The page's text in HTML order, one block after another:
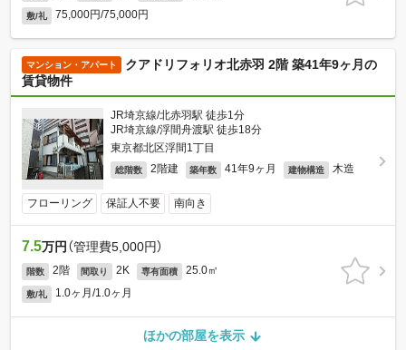
敷/礼 75,000円/75,000円
マンション・アパート
クアドリフォリオ北赤羽 2階 築41年9ヶ月の
賃貸物件
JR埼京線/北赤羽駅 徒歩1分
JR埼京線/浮間舟渡駅 徒歩18分
東京都北区浮間1丁目
総階数 2階建 築年数 41年9ヶ月 建物構造 木造
フローリング 保証人不要 南向き
7.5万円 （管理費5,000円）
階数 2階 間取り 2K 専有面積 25.0㎡
敷/礼 1.0ヶ月/1.0ヶ月
ほかの部屋を表示